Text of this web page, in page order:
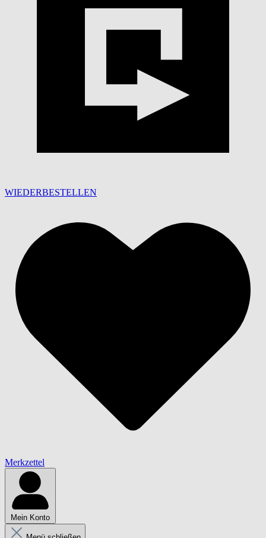
WIEDERBESTELLEN
Merkzettel
Mein Konto